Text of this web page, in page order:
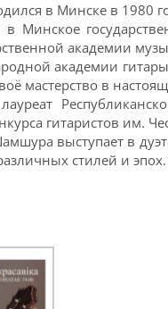
в Минске в 1980
в Минское
академии
академии
мастерство в
гитаристов им.
выступает в
стилей и